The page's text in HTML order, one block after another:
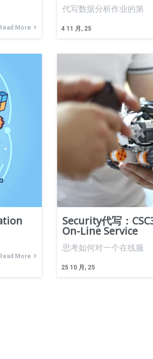
Read More 4 11 月, 25
代写数据分析作业的第
More
Security代写：
On-Line Service
25 10 月, 25
思考如何对一个在线服